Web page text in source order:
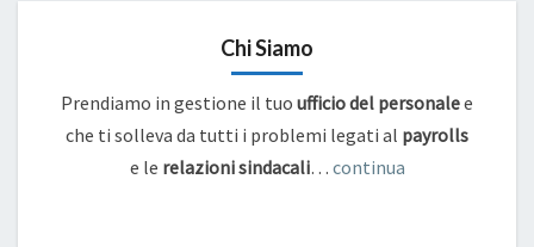
Chi Siamo
Prendiamo in gestione il tuo ufficio del personalee
che ti solleva da tutti i problemi legati al payrolls
e le relazioni sindacali… continua